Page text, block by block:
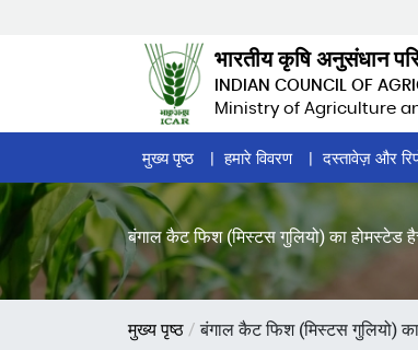
भारतीय कृषि अनुसंधान
INDIAN COUNCIL OF
Ministry of Agriculture
Home
Page
Menu
मुख्य पृष्ठ हमारे विवरण दस्तावेज़ और
बंगाल कैट फिश (मिस्टस गुलियो) का होमस्टेड
पग
मुख्य पृष्ठ बंगाल कैट फिश (मिस्टस गुलियो)